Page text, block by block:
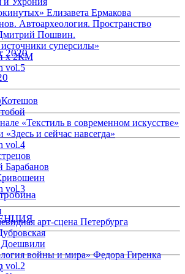
2020
Елизавета Ермакова
Автоархеология. Пространство
Пошвин.
суперсилы»
х 2КМ
vol.5
«Текстиль в современном искусстве»
и сейчас навсегда»
vol.4
Барабанов
vol.3
арт-сцена Петербурга
Доешвили
войны и мира» Федора Гиренка